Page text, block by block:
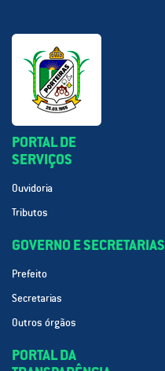
PORTAL DE
SERVIÇOS
Ouvidoria
Tributos
GOVERNO E SECRETARIAS
Prefeito
Secretarias
Outros órgãos
PORTAL DA